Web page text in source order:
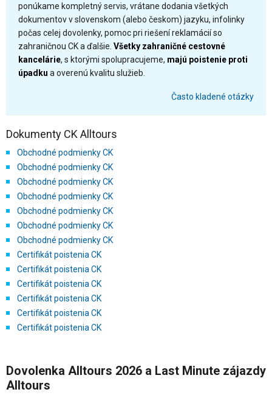
ponúkame kompletný servis, vrátane dodania všetkých
dokumentov v slovenskom (alebo českom) jazyku, infolinky
počas celej dovolenky, pomoc pri riešení reklamácií so
zahraničnou CK a ďalšie. Všetky zahraničné cestovné
kancelárie, s ktorými spolupracujeme, majú poistenie proti
úpadku a overenú kvalitu služieb.
Často kladené otázky
Dokumenty CK Alltours
Obchodné podmienky CK
Obchodné podmienky CK
Obchodné podmienky CK
Obchodné podmienky CK
Obchodné podmienky CK
Obchodné podmienky CK
Obchodné podmienky CK
Certifikát poistenia CK
Certifikát poistenia CK
Certifikát poistenia CK
Certifikát poistenia CK
Certifikát poistenia CK
Certifikát poistenia CK
Dovolenka Alltours 2026 a Last Minute zájazdy
Alltours